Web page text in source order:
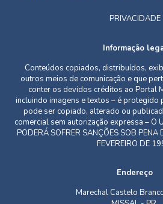
PRIVACIDADE
Informação
Conteúdos copiados, distribuídos,
outros meios de comunicação e que
conter os devidos créditos ao Portal
incluindo imagens e textos – é protegido
pode ser copiado, alterado ou
comercial sem autorização expressa – O
PODERÁ SOFRER SANÇÕES SOB PENA
FEVEREIRO DE
Endereço
Marechal Castelo